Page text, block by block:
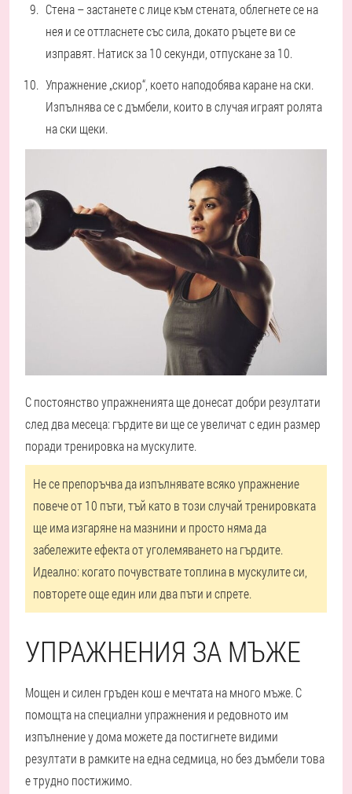
Стена – застанете с лице към стената, облегнете се на
нея и се оттласнете със сила, докато ръцете ви се
изправят. Натиск за 10 секунди, отпускане за 10.
Упражнение „скиор“, което наподобява каране на ски.
Изпълнява се с дъмбели, които в случая играят ролята
на ски щеки.
С постоянство упражненията ще донесат добри резултати
след два месеца: гърдите ви ще се увеличат с един размер
поради тренировка на мускулите.
Не се препоръчва да изпълнявате всяко упражнение
повече от 10 пъти, тъй като в този случай тренировката
ще има изгаряне на мазнини и просто няма да
забележите ефекта от уголемяването на гърдите.
Идеално: когато почувствате топлина в мускулите си,
повторете още един или два пъти и спрете.
УПРАЖНЕНИЯ ЗА МЪЖЕ
Мощен и силен гръден кош е мечтата на много мъже. С
помощта на специални упражнения и редовното им
изпълнение у дома можете да постигнете видими
резултати в рамките на една седмица, но без дъмбели това
е трудно постижимо.